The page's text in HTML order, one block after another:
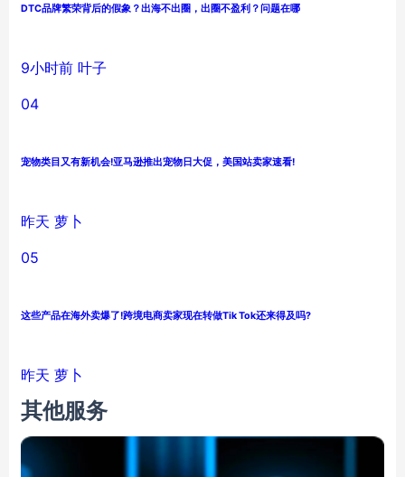
DTC品牌繁荣背后的假象？出海不出圈，出圈不盈利？问题在哪
9小时前 叶子
04
宠物类目又有新机会!亚马逊推出宠物日大促，美国站卖家速看!
昨天 萝卜
05
这些产品在海外卖爆了!跨境电商卖家现在转做Tik Tok还来得及吗?
昨天 萝卜
其他服务